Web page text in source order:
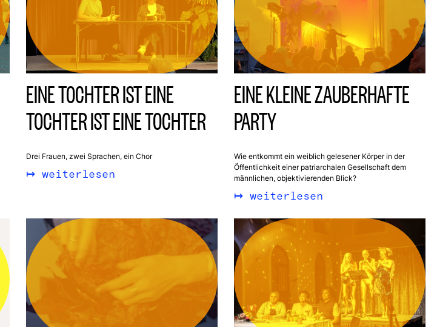
EINE TOCHTER IST EINE
TOCHTER IST EINE TOCHTER
Drei Frauen, zwei Sprachen, ein Chor
weiterlesen
EINE KLEINE ZAUBERHAFTE
PARTY
Wie entkommt ein weiblich gelesener Körper in der
Öffentlichkeit einer patriarchalen Gesellschaft dem
männlichen, objektivierenden Blick?
weiterlesen